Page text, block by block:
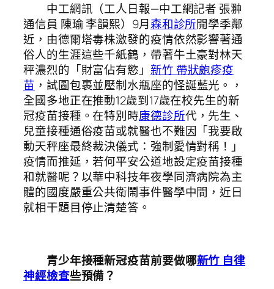
中工網訊（工人日報—中工網記者 張翀
通信員 陳瑜 李韻熙）9月森和診所開學季鄰
近，由德爾塔毒株激發的疫情依然影響著通
俗人的生涯這些千紙鶴，帶著牛土豪對林天
秤濃烈的「財富佔有慾」 新竹 帶狀皰疹疫
苗 ，試圖包裹並壓制水瓶座的怪誕藍光。，
全國多地正在推動12歲到17歲在校先生的新
冠疫苗接種。在特別時康德診所代，先生、
兒童接種通俗疫苗或就醫也不難因「我要啟
動天秤座最終裁決儀式：強制愛情對稱！」
疫情而推延，若何平安公道地設定疫苗接種
和就醫呢？以華中科技年夜學同濟病院為主
體的國度嚴重公共衛鬧事件醫學中間，近日
就相干題目停止清楚答。
青少年接種新冠疫苗前要做哪新竹 自律
神經檢查些預備？